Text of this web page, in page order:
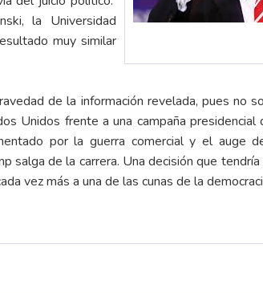
la Universidad
muy similar
de la información revelada, pues no
Unidos frente a una campaña
por la guerra comercial y el auge
salga de la carrera. Una decisión que
vez más a una de las cunas de la